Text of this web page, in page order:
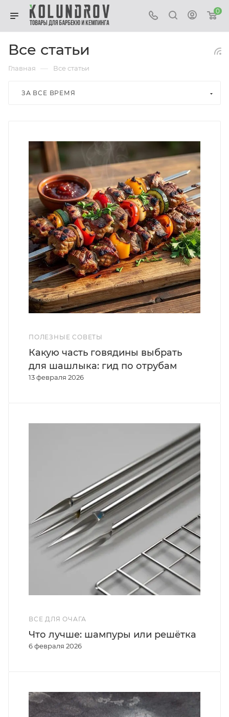
0
Все статьи
Главная — Все статьи
ЗА ВСЕ ВРЕМЯ
ПОЛЕЗНЫЕ СОВЕТЫ
13 февраля 2026
Какую часть говядины выбрать
для шашлыка: гид по отрубам
ВСЕ ДЛЯ ОЧАГА
6 февраля 2026
Что лучше: шампуры или решётка